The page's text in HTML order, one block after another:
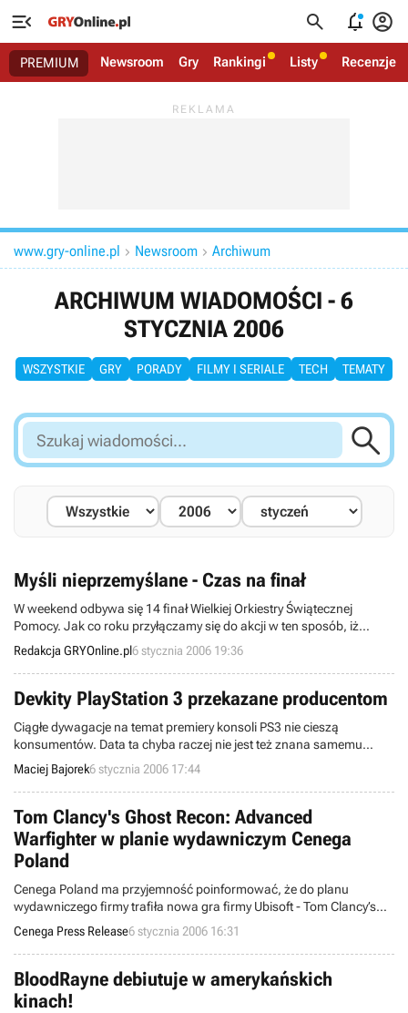
   
PREMIUM Newsroom Gry Rankingi Listy Recenzje
www.gry-online.pl  Newsroom  Archiwum
ARCHIWUM WIADOMOŚCI - 6
STYCZNIA 2006
WSZYSTKIE GRY PORADY FILMY I SERIALE TECH TEMATY
Szukaj
wiadomości...

Myśli nieprzemyślane - Czas na finał
W weekend odbywa się 14 finał Wielkiej Orkiestry Świątecznej
Pomocy. Jak co roku przyłączamy się do akcji w ten sposób, iż
wszystkie zarobione przez nas w sobotę i niedzielę pieniądze ze
sprzedaży abonamentów Gry-OnLine (łącznie z esemesowymi)
przekażemy fundacji Jurka Owsiaka.
Redakcja GRYOnline.pl6 stycznia 2006 19:36
Devkity PlayStation 3 przekazane producentom
Ciągłe dywagacje na temat premiery konsoli PS3 nie cieszą
konsumentów. Data ta chyba raczej nie jest też znana samemu
Sony. Ale z targów Consumer Electronics Show w Las Vegas
dopływają coraz to nowe wiadomości. Dwóch szefów Sony,
poinformowało o kilku faktach dotyczących next-genowej konsoli
PlayStation 3.
Maciej Bajorek6 stycznia 2006 17:44
Tom Clancy's Ghost Recon: Advanced
Warfighter w planie wydawniczym Cenega
Poland
Cenega Poland ma przyjemność poinformować, że do planu
wydawniczego firmy trafiła nowa gra firmy Ubisoft - Tom Clancy’s
Ghost Recon: Advanced Warfighter.
Cenega Press Release6 stycznia 2006 16:31
BloodRayne debiutuje w amerykańskich
kinach!